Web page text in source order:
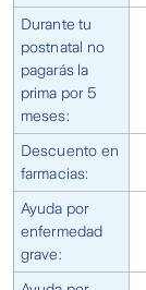
Durante tu
postnatal no
pagarás la
prima por 5
meses:
Descuento en
farmacias:
Ayuda por
enfermedad
grave: